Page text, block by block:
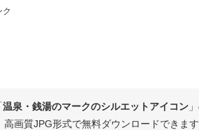
ク
温泉・銭湯のマークのシルエットアイコン
高画質JPG形式で無料ダウンロードできま